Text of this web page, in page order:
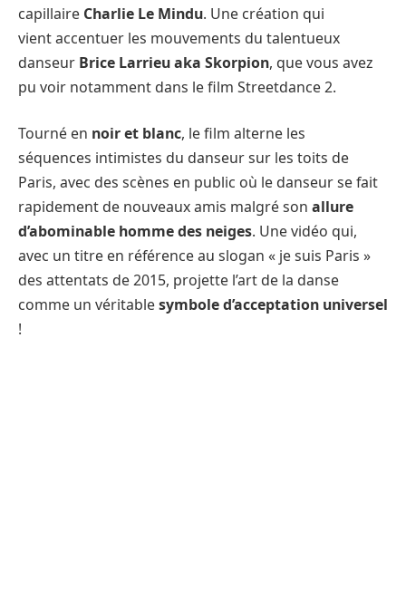
capillaire Charlie Le Mindu. Une création qui
vient accentuer les mouvements du talentueux
danseur Brice Larrieu aka Skorpion, que vous avez
pu voir notamment dans le film Streetdance 2.
Tourné en noir et blanc, le film alterne les
séquences intimistes du danseur sur les toits de
Paris, avec des scènes en public où le danseur se fait
rapidement de nouveaux amis malgré son allure
d’abominable homme des neiges. Une vidéo qui,
avec un titre en référence au slogan « je suis Paris »
des attentats de 2015, projette l’art de la danse
comme un véritablesymbole d’acceptation universel
!